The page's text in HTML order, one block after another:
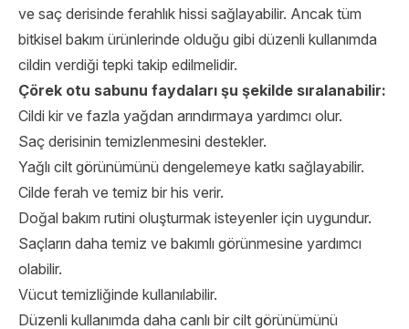
ve saç derisinde ferahlık hissi sağlayabilir. Ancak tüm
bitkisel bakım ürünlerinde olduğu gibi düzenli kullanımda
cildin verdiği tepki takip edilmelidir.
Çörek otu sabunu faydaları şu şekilde sıralanabilir:
Cildi kir ve fazla yağdan arındırmaya yardımcı olur.
Saç derisinin temizlenmesini destekler.
Yağlı cilt görünümünü dengelemeye katkı sağlayabilir.
Cilde ferah ve temiz bir his verir.
Doğal bakım rutini oluşturmak isteyenler için uygundur.
Saçların daha temiz ve bakımlı görünmesine yardımcı
olabilir.
Vücut temizliğinde kullanılabilir.
Düzenli kullanımda daha canlı bir cilt görünümünü